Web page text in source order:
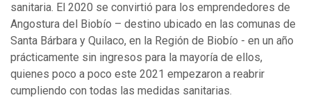
sanitaria. El 2020 se convirtió para los emprendedores de
Angostura del Biobío – destino ubicado en las comunas de
Santa Bárbara y Quilaco, en la Región de Biobío - en un año
prácticamente sin ingresos para la mayoría de ellos,
quienes poco a poco este 2021 empezaron a reabrir
cumpliendo con todas las medidas sanitarias.